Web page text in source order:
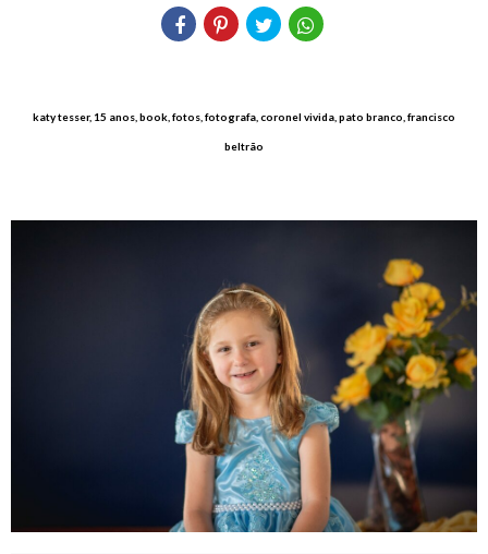
katy tesser, 15 anos, book, fotos, fotografa, coronel vivida, pato branco, francisco
beltrão